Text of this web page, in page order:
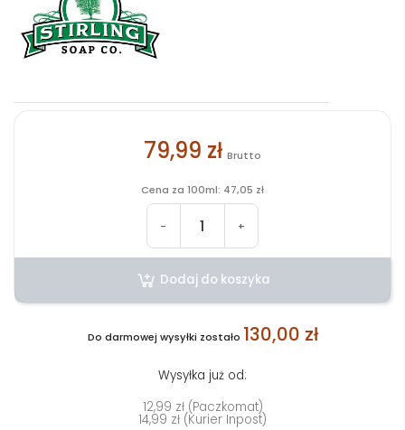
79,99 zł Brutto
Cena za 100ml: 47,05 zł
- +
Dodaj do koszyka
Do darmowej wysyłki zostało 130,00 zł
Wysyłka już od:
12,99 zł (Paczkomat)
14,99 zł (Kurier Inpost)